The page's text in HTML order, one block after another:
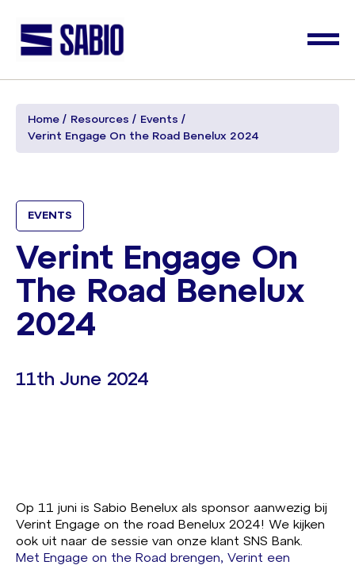
Home Resources
Events
Verint Engage On the Road Benelux 2024
EVENTS
Verint Engage On
The Road Benelux
2024
11th June 2024
Op 11 juni is Sabio Benelux als sponsor aanwezig bij
Verint Engage on the road Benelux 2024! We kijken
ook uit naar de sessie van onze klant SNS Bank.
Met Engage on the Road brengen, Verint een